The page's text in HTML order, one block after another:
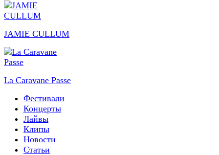
JAMIE CULLUM
La Caravane Passe
Фестивали
Концерты
Лайвы
Клипы
Новости
Статьи